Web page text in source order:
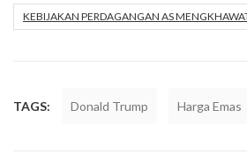
KEBIJAKAN PERDAGANGAN AS
TAGS: Donald Trump Harga Emas